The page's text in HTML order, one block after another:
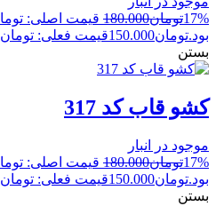
17%تومان180.000
بود.تومان150.000قیمت فعلی: تومان150.000.
بستن
کشو قاب کد 317
موجود در انبار
17%تومان180.000
بود.تومان150.000قیمت فعلی: تومان150.000.
بستن